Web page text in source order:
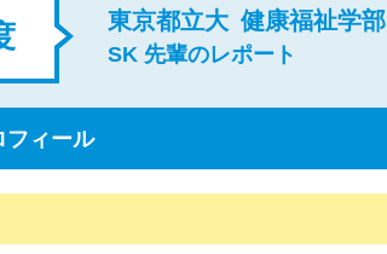
東京都立大 健康福祉学部
SK 先輩のレポート
フィール